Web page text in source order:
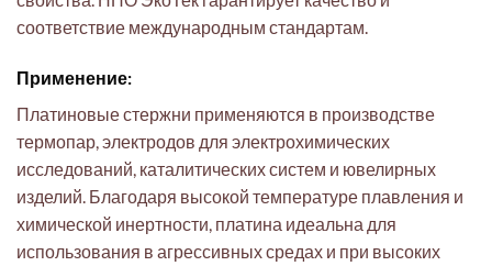
соответствие международным стандартам.
Применение:
Платиновые стержни применяются в производстве
термопар, электродов для электрохимических
исследований, каталитических систем и ювелирных
изделий. Благодаря высокой температуре плавления и
химической инертности, платина идеальна для
использования в агрессивных средах и при высоких